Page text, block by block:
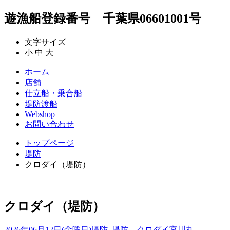
遊漁船登録番号 千葉県06601001号
文字サイズ
小 中 大
ホーム
店舗
仕立船・乗合船
堤防渡船
Webshop
お問い合わせ
トップページ
堤防
クロダイ（堤防）
クロダイ（堤防）